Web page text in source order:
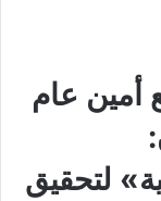
أمين عام
لتحقيق